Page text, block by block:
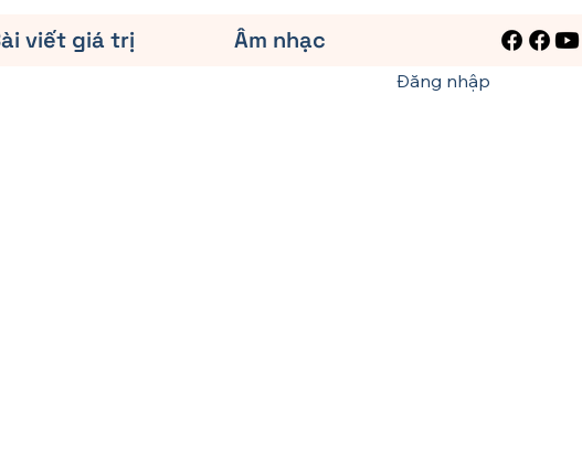
viết giá trị Âm nhạc
Đăng nhập